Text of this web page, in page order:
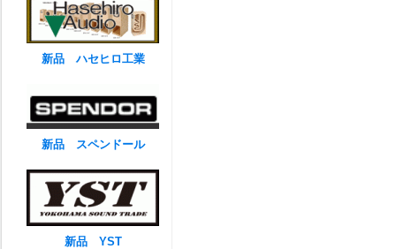
新品 ハセヒロ工業
新品 スペンドール
新品 YST